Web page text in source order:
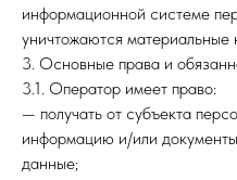
информационной системе
уничтожаются материальные
3. Основные права и
3.1. Оператор имеет право:
— получать от субъекта
информацию и/или
данные;